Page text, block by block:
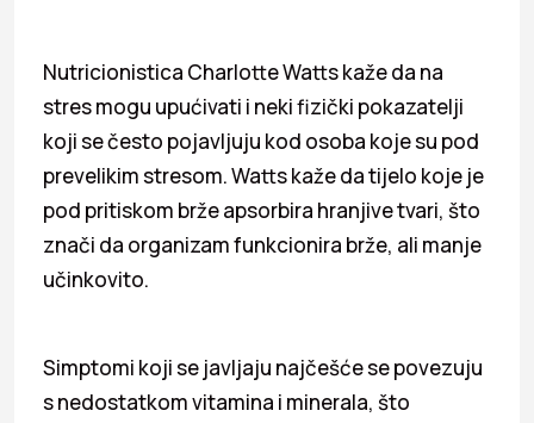
Nutricionistica Charlotte Watts kaže da na
stres mogu upućivati i neki fizički pokazatelji
koji se često pojavljuju kod osoba koje su pod
prevelikim stresom. Watts kaže da tijelo koje je
pod pritiskom brže apsorbira hranjive tvari, što
znači da organizam funkcionira brže, ali manje
učinkovito.
Simptomi koji se javljaju najčešće se povezuju
s nedostatkom vitamina i minerala, što